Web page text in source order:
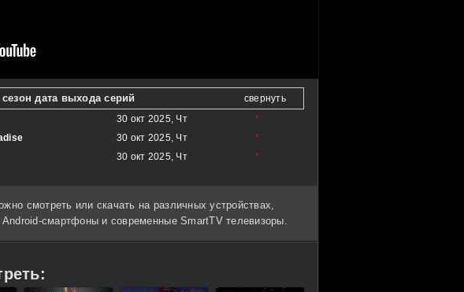
дата выхода серий
свернуть
30 окт 2025, Чт
*
30 окт 2025, Чт
*
30 окт 2025, Чт *
смотреть или скачать на различных устройствах,
смартфоны и современные SmartTV телевизоры.